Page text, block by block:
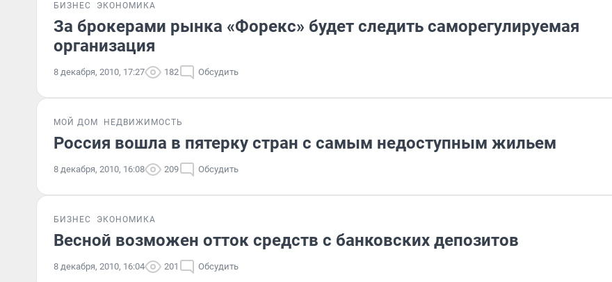
БИЗНЕС ЭКОНОМИКА
За брокерами рынка «Форекс» будет следить саморегулируемая
организация
8 декабря, 2010, 17:27 182 Обсудить
МОЙ ДОМ НЕДВИЖИМОСТЬ
Россия вошла в пятерку стран с самым недоступным жильем
8 декабря, 2010, 16:08 209 Обсудить
БИЗНЕС ЭКОНОМИКА
Весной возможен отток средств с банковских депозитов
8 декабря, 2010, 16:04 201 Обсудить